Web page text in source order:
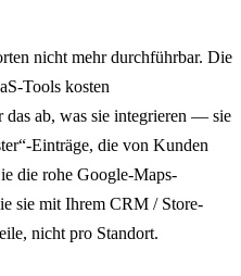
nicht mehr durchführbar. Die
Tools kosten
das ab, was sie integrieren — sie
Einträge, die von Kunden
die rohe Google-Maps-
sie mit Ihrem CRM / Store-
nicht pro Standort.